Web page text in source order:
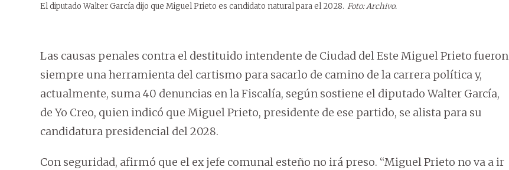
El diputado Walter García dijo que Miguel Prieto es candidato natural para el 2028. Foto: Archivo.
Las causas penales contra el destituido intendente de Ciudad del Este Miguel Prieto fueron
siempre una herramienta del cartismo para sacarlo de camino de la carrera política y,
actualmente, suma 40 denuncias en la Fiscalía, según sostiene el diputado Walter García,
de Yo Creo, quien indicó que Miguel Prieto, presidente de ese partido, se alista para su
candidatura presidencial del 2028.
Con seguridad, afirmó que el ex jefe comunal esteño no irá preso. “Miguel Prieto no va a ir